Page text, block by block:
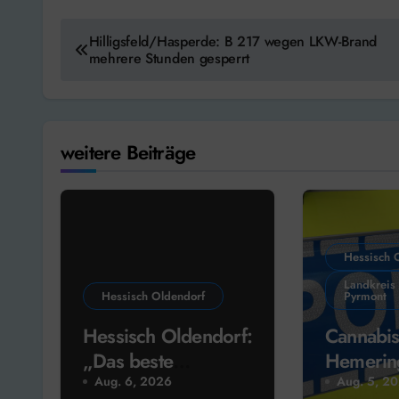
Beitragsnavigation
Hilligsfeld/Hasperde: B 217 wegen LKW-Brand
mehrere Stunden gesperrt
weitere Beiträge
Hessisch Oldendorf
Hessisch Oldendorf:
„Das beste
Wochenende im
Aug. 6, 2026
Hessisch
Landkreis
Pyrmont
Aug. 5,